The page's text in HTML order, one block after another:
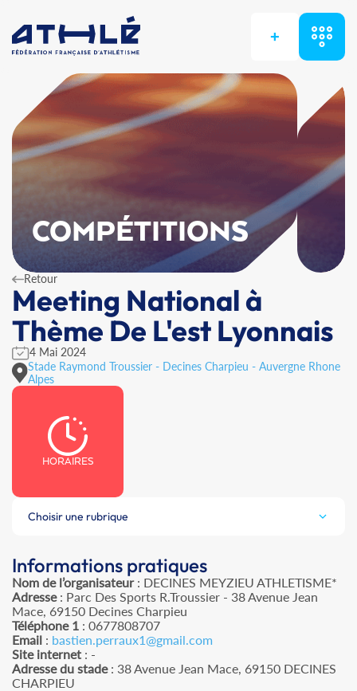
+
COMPÉTITIONS
Retour
Meeting National à
Thème De L'est Lyonnais
4 Mai 2024
Stade Raymond Troussier - Decines Charpieu - Auvergne Rhone
Alpes
HORAIRES
Choisir une rubrique
Informations pratiques
Nom de l’organisateur: DECINES MEYZIEU ATHLETISME*
Adresse: Parc Des Sports R.Troussier - 38 Avenue Jean
Mace, 69150 Decines Charpieu
Téléphone 1 : 0677808707
Email : bastien.perraux1@gmail.com
Site internet : -
Adresse du stade: 38 Avenue Jean Mace, 69150 DECINES
CHARPIEU